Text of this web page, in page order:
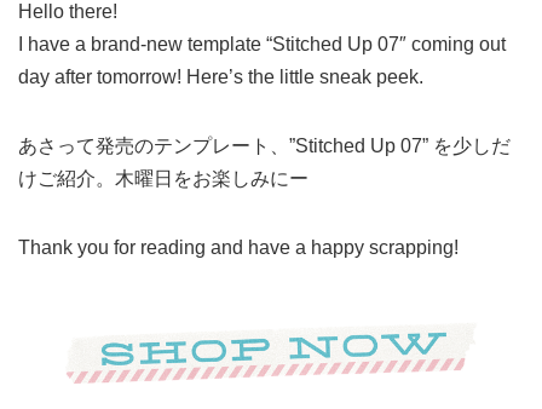
Hello there!
I have a brand-new template “Stitched Up 07″ coming out
day after tomorrow! Here’s the little sneak peek.
あさって発売のテンプレート、”Stitched Up 07” を少しだ
けご紹介。木曜日をお楽しみにー
Thank you for reading and have a happy scrapping!